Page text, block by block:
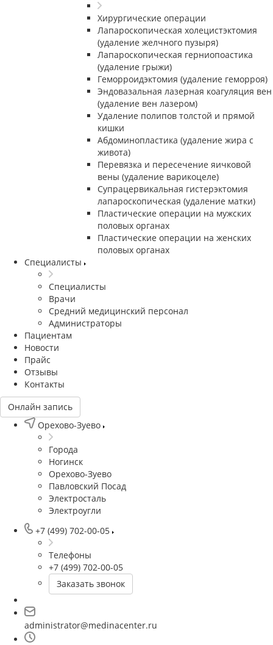
Хирургические операции
Лапароскопическая холецистэктомия
(удаление желчного пузыря)
Лапароскопическая герниопоастика
(удаление грыжи)
Геморроидэктомия (удаление геморроя)
Эндовазальная лазерная коагуляция вен
(удаление вен лазером)
Удаление полипов толстой и прямой
кишки
Абдоминопластика (удаление жира с
живота)
Перевязка и пересечение яичковой
вены (удаление варикоцеле)
Супрацервикальная гистерэктомия
лапароскопическая (удаление матки)
Пластические операции на мужских
половых органах
Пластические операции на женских
половых органах
Специалисты
Специалисты
Врачи
Средний медицинский персонал
Администраторы
Пациентам
Новости
Прайс
Отзывы
Контакты
Онлайн запись
Орехово-Зуево
Города
Ногинск
Орехово-Зуево
Павловский Посад
Электросталь
Электроугли
+7 (499) 702-00-05
Телефоны
+7 (499) 702-00-05
Заказать звонок
administrator@medinacenter.ru
Врач
акушер-
гинеколог.
Врач